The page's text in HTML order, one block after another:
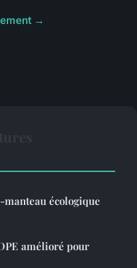
→
écologique
amélioré pour